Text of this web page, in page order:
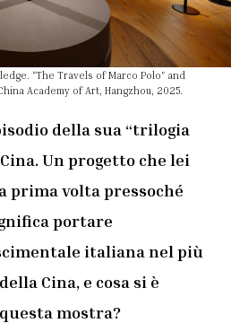
“The Travels of Marco Polo” and
Academy of Art, Hangzhou, 2025.
della sua “trilogia
Un progetto che lei
prima volta pressoché
portare
italiana nel più
Cina, e cosa si è
mostra?